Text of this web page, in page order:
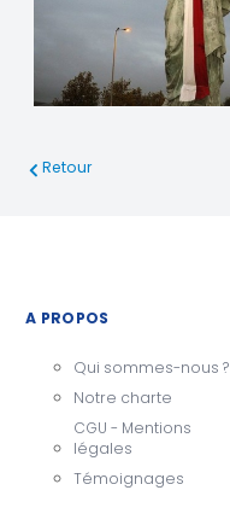
Retour
A PROPOS
Qui sommes-nous ?
Notre charte
CGU - Mentions
légales
Témoignages